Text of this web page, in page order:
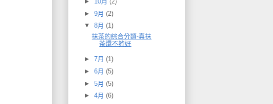
► 9月 (2)
▼ 8月 (1)
抹茶的綜合分類-真抹
茶還不夠好
► 7月 (1)
► 6月 (5)
► 5月 (5)
► 4月 (6)